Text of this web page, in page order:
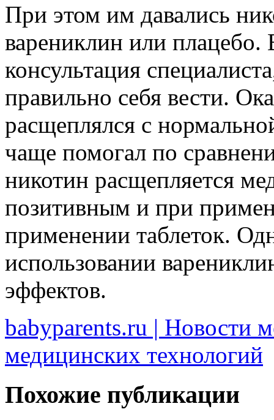
При этом им давались
варениклин или
консультация
правильно себя вести.
расщеплялся с
чаще помогал по
никотин расщепляется
позитивным и при
применении таблеток.
использовании
эффектов.
babyparents.ru | Новости
медицинских технологий
Похожие публикации